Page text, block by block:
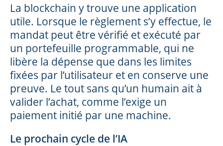
La blockchain y trouve une application
utile. Lorsque le règlement s’y effectue, le
mandat peut être vérifié et exécuté par
un portefeuille programmable, qui ne
libère la dépense que dans les limites
fixées par l’utilisateur et en conserve une
preuve. Le tout sans qu’un humain ait à
valider l’achat, comme l’exige un
paiement initié par une machine.
Le prochain cycle de l’IA